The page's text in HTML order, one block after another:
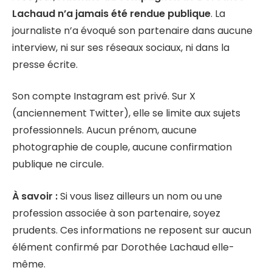
Lachaud n’a jamais été rendue publique. La
journaliste n’a évoqué son partenaire dans aucune
interview, ni sur ses réseaux sociaux, ni dans la
presse écrite.
Son compte Instagram est privé. Sur X
(anciennement Twitter), elle se limite aux sujets
professionnels. Aucun prénom, aucune
photographie de couple, aucune confirmation
publique ne circule.
À savoir :Si vous lisez ailleurs un nom ou une
profession associée à son partenaire, soyez
prudents. Ces informations ne reposent sur aucun
élément confirmé par Dorothée Lachaud elle-
même.